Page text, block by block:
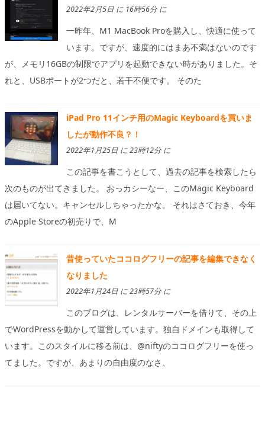
2022年2月5日 に 16時56分 に
一昨年、M1 MacBook Proを購入し、快適に使って
います。ですが、速度的にはまあ不満はないのです
が、メモリ16GBの制限でアプリを起動できない時がありました。そ
れと、USBポートが2つだと、若干不便です。 そのた
iPad Pro 11インチ用のMagic Keyboardを買いま
したが動作不良？！
2022年1月25日 に 23時12分 に
この記事を書こうとして、過去の記事を検索したら
次のものが出てきました。 おっカシーなー、このMagic Keyboard
は届いてない。キャンセルしちゃったかな。 それはさておき、今年
のApple Storeの初売りで、M
昔使っていたココログフリーの記事を編集できなく
なりました
2022年1月24日 に 23時57分 に
このブログは、レンタルサーバーを借りて、その上
でWordPressを動かして運営しています。独自ドメインも取得して
います。このスタイルに移る前は、@niftyのココログフリーを使っ
てました。ですが、あまりの自由度のなさ、